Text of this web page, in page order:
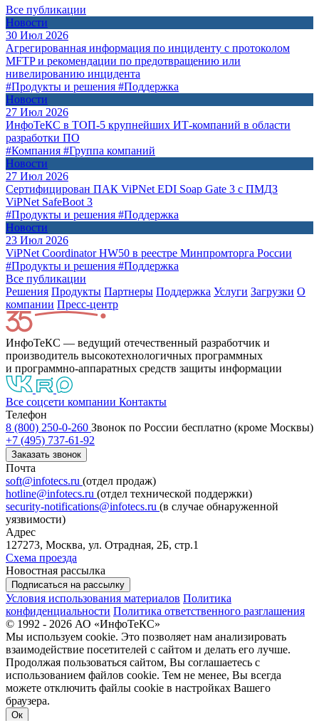
Все публикации
Новости
30 Июл 2026
Агрегированная информация по инциденту с протоколом
MFTP и рекомендации по предотвращению или
нивелированию инцидента
#Продукты и решения #Поддержка
Новости
27 Июл 2026
ИнфоТеКС в ТОП-5 крупнейших ИТ-компаний в области
разработки ПО
#Компания #Группа компаний
Новости
27 Июл 2026
Сертифицирован ПАК ViPNet EDI Soap Gate 3 с ПМДЗ
ViPNet SafeBoot 3
#Продукты и решения #Поддержка
Новости
23 Июл 2026
ViPNet Coordinator HW50 в реестре Минпромторга России
#Продукты и решения #Поддержка
Все публикации
Решения Продукты Партнeры Поддержка Услуги Загрузки О
компании Пресс-центр
ИнфоТеКС — ведущий отечественный разработчик и
производитель высокотехнологичных программных
и программно-аппаратных средств защиты информации
Все соцсети компании Контакты
Телефон
8 (800) 250-0-260 Звонок по России бесплатно (кроме Москвы)
+7 (495) 737-61-92
Заказать звонок
Почта
soft@infotecs.ru (отдел продаж)
hotline@infotecs.ru (отдел технической поддержки)
security-notifications@infotecs.ru (в случае обнаруженной
уязвимости)
Адрес
127273, Москва, ул. Отрадная, 2Б, стр.1
Схема проезда
Новостная рассылка
Подписаться на рассылку
Условия использования материалов Политика
конфиденциальности Политика ответственного разглашения
© 1992 - 2026 АО «ИнфоТеКС»
Мы используем cookie. Это позволяет нам анализировать
взаимодействие посетителей с сайтом и делать его лучше.
Продолжая пользоваться сайтом, Вы соглашаетесь с
использованием файлов cookie. Тем не менее, Вы всегда
можете отключить файлы cookie в настройках Вашего
браузера.
Ок